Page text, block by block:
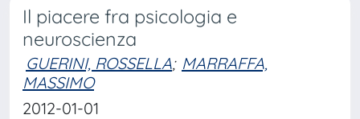
Il piacere fra psicologia e
neuroscienza
GUERINI, ROSSELLA; MARRAFFA,
MASSIMO
2012-01-01